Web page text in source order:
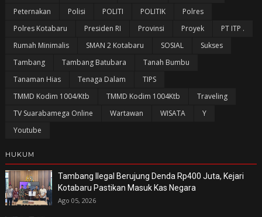
Peternakan
Polisi POLITI POLITIK
Polres
Polres Kotabaru
Presiden RI Provinsi Proyek
PT ITP .
Rumah Minimalis
SMAN 2 Kotabaru SOSIAL
Sukses
Tambang
Tambang Batubara
Tanah Bumbu
Tanaman Hias
Tenaga Dalam
TIPS
TMMD Kodim 1004/Ktb
TMMD Kodim 1004Ktb
Traveling
TV Suarabamega Online
Wartawan WISATA
Y
Youtube
HUKUM
Tambang Ilegal Berujung Denda Rp400 Juta, Kejari
Kotabaru Pastikan Masuk Kas Negara
Ago 05, 2026